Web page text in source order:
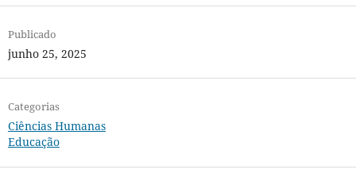
Publicado
junho 25, 2025
Categorias
Ciências Humanas
Educação